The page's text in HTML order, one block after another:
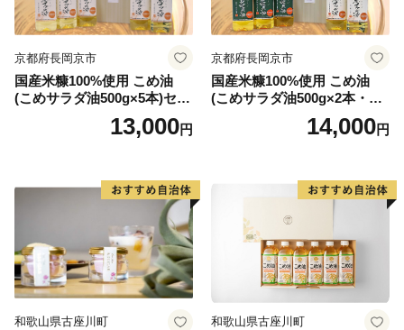
京都府長岡京市
国産米糠100%使用 こめ油
(こめサラダ油500g×5本)セッ
13,000円
京都府長岡京市
国産米糠100%使用 こめ油
(こめサラダ油500g×2本・こ
め胚芽油500g×3本)セット [1
14,000円
和歌山県古座川町 和歌山県古座川町